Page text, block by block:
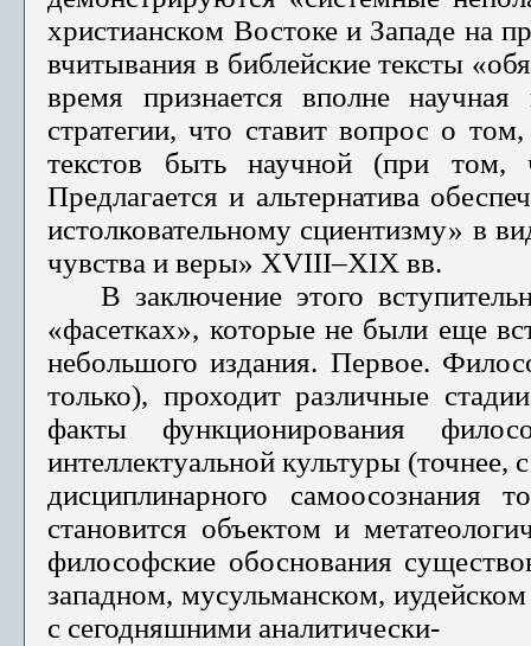
христианском Востоке и Западе на
вчитывания в библейские тексты
время при­знается вполне научная
стратегии, что ставит вопрос о
текстов быть научной (при
Предлагается и альтернатива
истолкова­тельному сциентизму» в
чувства и веры» XVIII–XIX вв.
В заключение этого
«фасетках», которые не были еще
небольшого издания. Первое.
только), проходит различные
факты функционирования
интеллектуальной культуры (точнее,
дис­циплинарного
становится объектом и
философские обосно­вания
западном, мусульманском,
с сегодняшними аналитически-